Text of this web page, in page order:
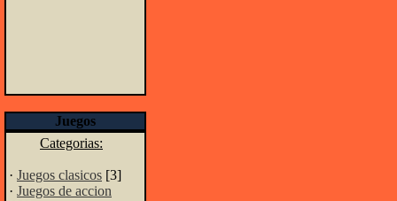
Juegos
Categorias:
· Juegos clasicos [3]
· Juegos de accion